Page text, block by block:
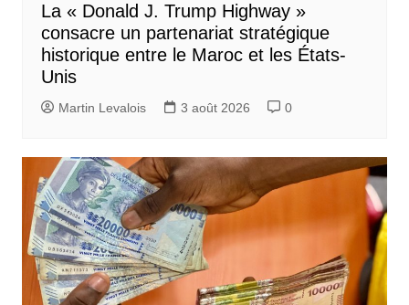
La « Donald J. Trump Highway »
consacre un partenariat stratégique
historique entre le Maroc et les États-
Unis
Martin Levalois 3 août 2026 0